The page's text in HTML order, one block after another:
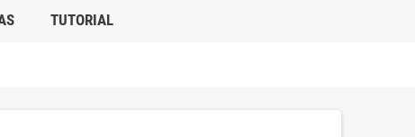
TUTORIAL